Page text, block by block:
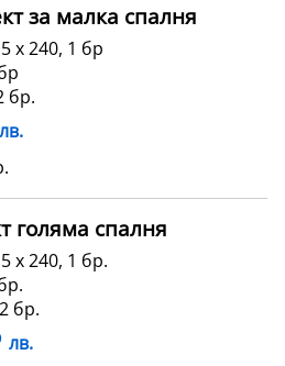
за малка спалня
х 240, 1 бр
бр.
лв.
голяма спалня
х 240, 1 бр.
бр.
лв.